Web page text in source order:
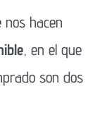
nos hacen
, en el que
son dos